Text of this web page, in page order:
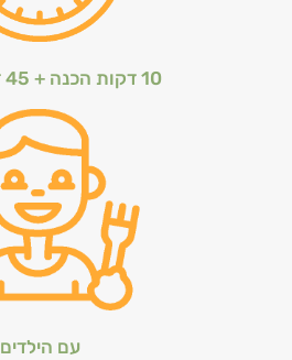
10 דקות הכנה + 45 דקות אפיה
עם הילדים